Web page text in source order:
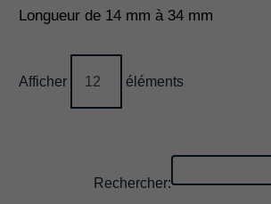
Longueur de 14 mm à 34 mm
Afficher éléments
Rechercher: